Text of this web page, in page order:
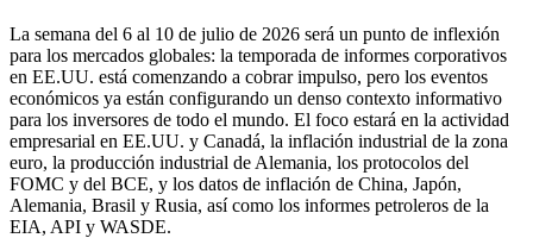
La semana del 6 al 10 de julio de 2026 será un punto de inflexión
para los mercados globales: la temporada de informes corporativos
en EE.UU. está comenzando a cobrar impulso, pero los eventos
económicos ya están configurando un denso contexto informativo
para los inversores de todo el mundo. El foco estará en la actividad
empresarial en EE.UU. y Canadá, la inflación industrial de la zona
euro, la producción industrial de Alemania, los protocolos del
FOMC y del BCE, y los datos de inflación de China, Japón,
Alemania, Brasil y Rusia, así como los informes petroleros de la
EIA, API y WASDE.